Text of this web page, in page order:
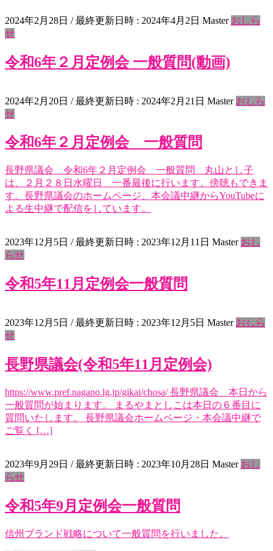
2024年2月28日 / 最終更新日時 : 2024年4月2日 Master おしら
せ
令和6年２月定例会 一般質問(動画)
2024年2月20日 / 最終更新日時 : 2024年2月21日 Master おしら
せ
令和6年２月定例会 一般質問
長野県議会 令和6年２月定例会 一般質問 丸山とし子
は、２月２８日水曜日 一番最後に行います。傍聴もできま
す。長野県議会のホームページ、本会議中継からYouTubeに
よる生中継で配信をしています。
2023年12月5日 / 最終更新日時 : 2023年12月11日 Master おし
らせ
令和5年11月定例会一般質問
2023年12月5日 / 最終更新日時 : 2023年12月5日 Master おしら
せ
長野県議会(令和5年11月定例会)
https://www.pref.nagano.lg.jp/gikai/chosa/ 長野県議会 本日から
一般質問が始まります。 まるやまとしこは本日の６番目に
質問いたします。 長野県議会ホームページ・本会議中継で
ご覧く […]
2023年9月29日 / 最終更新日時 : 2023年10月28日 Master おし
らせ
令和5年9月定例会一般質問
信州ブランド戦略について一般質問を行いました。